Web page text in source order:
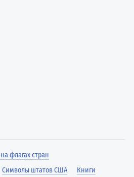
флагах стран
Символы штатов США Книги